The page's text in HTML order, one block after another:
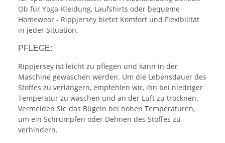
Ob für Yoga-Kleidung, Laufshirts oder bequeme
Homewear - Rippjersey bietet Komfort und Flexibilität
in jeder Situation.
PFLEGE:
Rippjersey ist leicht zu pflegen und kann in der
Maschine gewaschen werden. Um die Lebensdauer des
Stoffes zu verlängern, empfehlen wir, ihn bei niedriger
Temperatur zu waschen und an der Luft zu trocknen.
Vermeiden Sie das Bügeln bei hohen Temperaturen,
um ein Schrumpfen oder Dehnen des Stoffes zu
verhindern.